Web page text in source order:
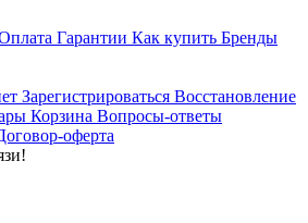
Гарантии Как купить Бренды
Зарегистрироваться Восстановление
Корзина Вопросы-ответы
оферта